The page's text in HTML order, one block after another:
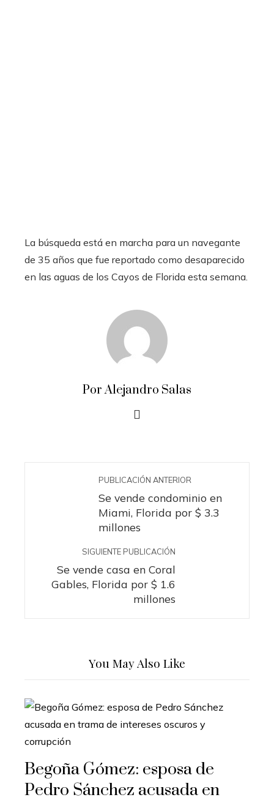
La búsqueda está en marcha para un navegante
de 35 años que fue reportado como desaparecido
en las aguas de los Cayos de Florida esta semana.
Por Alejandro Salas
PUBLICACIÓN ANTERIOR
Se vende condominio en
Miami, Florida por $ 3.3
millones
SIGUIENTE PUBLICACIÓN
Se vende casa en Coral
Gables, Florida por $ 1.6
millones
You May Also Like
Begoña Gómez: esposa de
Pedro Sánchez acusada en